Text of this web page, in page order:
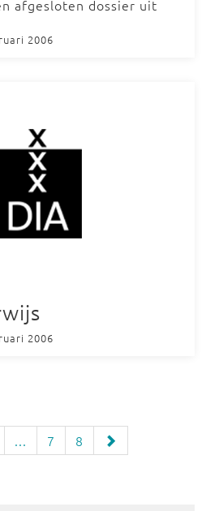
afgesloten dossier uit
2006
2006
... 7 8